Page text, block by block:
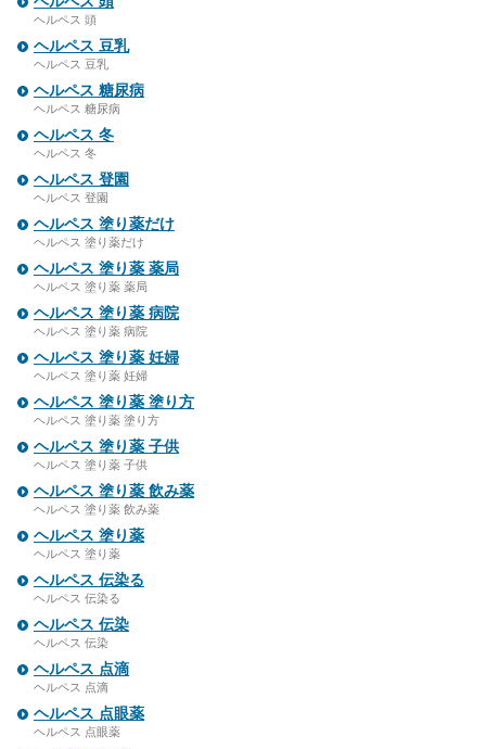
ヘルペス 頭
ヘルペス 豆乳
ヘルペス 豆乳
ヘルペス 糖尿病
ヘルペス 糖尿病
ヘルペス 冬
ヘルペス 冬
ヘルペス 登園
ヘルペス 登園
ヘルペス 塗り薬だけ
ヘルペス 塗り薬だけ
ヘルペス 塗り薬 薬局
ヘルペス 塗り薬 薬局
ヘルペス 塗り薬 病院
ヘルペス 塗り薬 病院
ヘルペス 塗り薬 妊婦
ヘルペス 塗り薬 妊婦
ヘルペス 塗り薬 塗り方
ヘルペス 塗り薬 塗り方
ヘルペス 塗り薬 子供
ヘルペス 塗り薬 子供
ヘルペス 塗り薬 飲み薬
ヘルペス 塗り薬 飲み薬
ヘルペス 塗り薬
ヘルペス 塗り薬
ヘルペス 伝染る
ヘルペス 伝染る
ヘルペス 伝染
ヘルペス 伝染
ヘルペス 点滴
ヘルペス 点滴
ヘルペス 点眼薬
ヘルペス 点眼薬